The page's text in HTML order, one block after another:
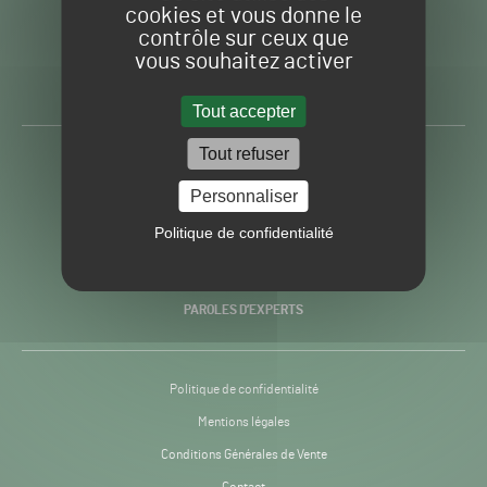
cookies et vous donne le
contrôle sur ceux que
vous souhaitez activer
Tout accepter
Tout refuser
Personnaliser
Politique de confidentialité
Gazon
Sport
H24
-
Toute l’info autour du
PRATIQUES
PAROLES D’EXPERTS
Politique de confidentialité
Mentions légales
Conditions Générales de Vente